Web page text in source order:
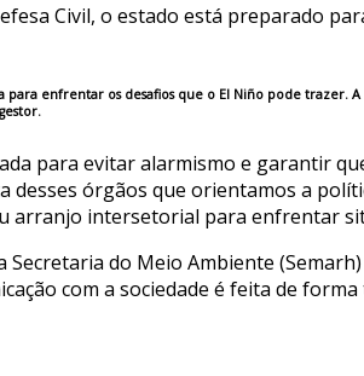
Civil, o estado está preparado
enfrentar os desafios que o El Niño pode trazer.
para evitar alarmismo e garantir
órgãos que orientamos a
arranjo intersetorial para enfrentar
do Meio Ambiente
com a sociedade é feita de